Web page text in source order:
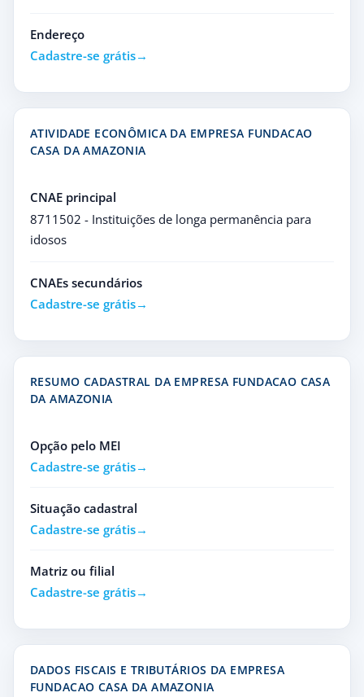
Endereço
Cadastre-se grátis
ATIVIDADE ECONÔMICA DA EMPRESA FUNDACAO
CASA DA AMAZONIA
CNAE principal
8711502 - Instituições de longa permanência para
idosos
CNAEs secundários
Cadastre-se grátis
RESUMO CADASTRAL DA EMPRESA FUNDACAO CASA
DA AMAZONIA
Opção pelo MEI
Cadastre-se grátis
Situação cadastral
Cadastre-se grátis
Matriz ou filial
Cadastre-se grátis
DADOS FISCAIS E TRIBUTÁRIOS DA EMPRESA
FUNDACAO CASA DA AMAZONIA